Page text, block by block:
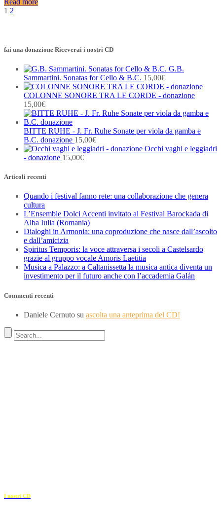
Navigazione
1 2
fai una donazione Riceverai i nostri CD
G.B.
Sammartini. Sonatas for Cello & B.C. 15,00€
COLONNE SONORE TRA LE CORDE - donazione
15,00€
BITTE RUHE - J. Fr. Ruhe Sonate per viola da gamba e
B.C. donazione 15,00€
Occhi vaghi e leggiadri
- donazione 15,00€
Articoli recenti
Quando i festival fanno rete: una collaborazione che genera
cultura
L’Ensemble Dolci Accenti invitato al Festival Barockada di
Alba Iulia (Romania)
Dialoghi in Armonia: una coproduzione che nasce dall’ascolto
e dall’amicizia
Spiritus Temporis: la voce attraversa i secoli a Castelsardo
grazie al gruppo vocale Amoris Laetitia
Musica a Palazzo: a Caltanissetta la musica antica diventa un
investimento per il futuro anche con l’accademia Galán
Commenti recenti
Daniele Cernuto su ascolta una anteprima del CD!
I nostri CD